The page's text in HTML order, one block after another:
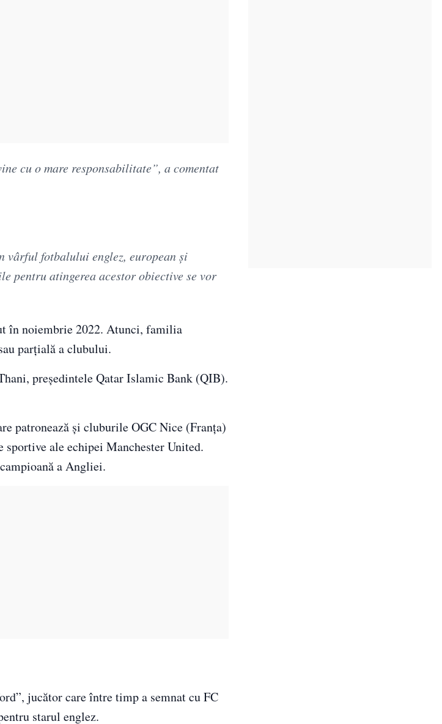
cu o mare responsabilitate”, a comentat
vârful fotbalului englez, european şi
pentru atingerea acestor obiective se vor
în noiembrie 2022. Atunci, familia
parţială a clubului.
preşedintele Qatar Islamic Bank (QIB).
patronează şi cluburile OGC Nice (Franţa)
sportive ale echipei Manchester United.
a Angliei.
jucător care între timp a semnat cu FC
starul englez.